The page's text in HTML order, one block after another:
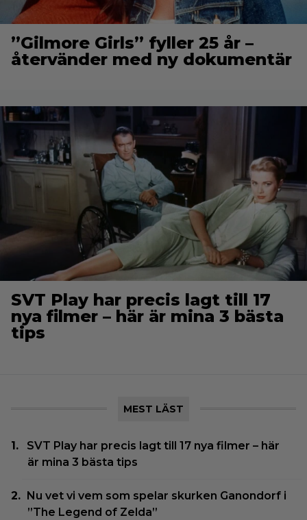
”Gilmore Girls” fyller 25 år –
återvänder med ny dokumentär
SVT Play har precis lagt till 17
nya filmer – här är mina 3 bästa
tips
MEST LÄST
SVT Play har precis lagt till 17 nya filmer – här
är mina 3 bästa tips
Nu vet vi vem som spelar skurken Ganondorf i
”The Legend of Zelda”